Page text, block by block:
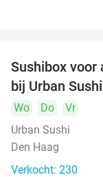
Sushibox voor
bij Urban
Wo Do
Vr
Urban Sushi
Den Haag
Verkocht: 230